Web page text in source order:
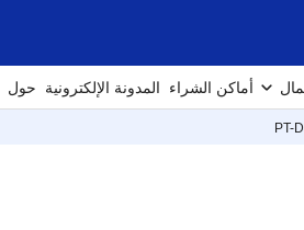
أماكن الشراء المدونة الإلكترونية حول
PT-